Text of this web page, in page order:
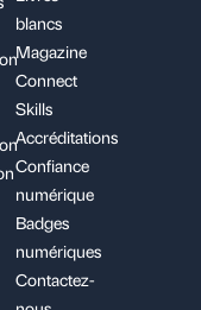
blancs
Magazine
Connect
Skills
Accréditations
Confiance
numérique
Badges
numériques
Contactez-